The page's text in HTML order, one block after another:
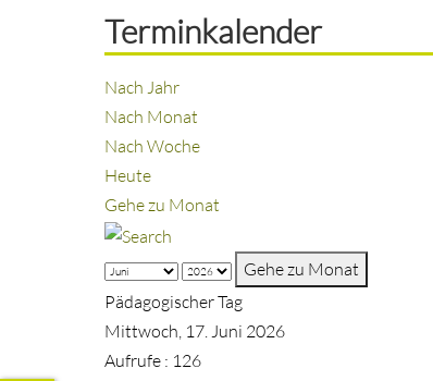
Terminkalender
Nach Jahr
Nach Monat
Nach Woche
Heute
Gehe zu Monat
Gehe zu Monat
Pädagogischer Tag
Mittwoch, 17. Juni 2026
Aufrufe : 126